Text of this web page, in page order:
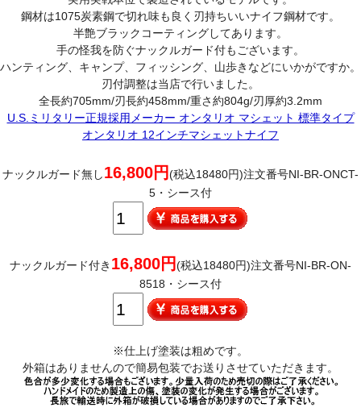
鋼材は1075炭素鋼で切れ味も良く刃持ちいいナイフ鋼材です。
半艶ブラックコーティングしてあります。
手の怪我を防ぐナックルガード付もございます。
ハンティング、キャンプ、フィッシング、山歩きなどにいかがですか。
刃付調整は当店で行いました。
全長約705mm/刃長約458mm/重さ約804g/刃厚約3.2mm
U.S.ミリタリー正規採用メーカー オンタリオ マシェット 標準タイプ
オンタリオ 12インチマシェットナイフ
ナックルガード無し16,800円(税込18480円)注文番号NI-BR-ONCT-
5・シース付
ナックルガード付き 16,800円(税込18480円)注文番号NI-BR-ON-
8518・シース付
※仕上げ塗装は粗めです。
外箱はありませんので簡易包装でお送りさせていただきます。